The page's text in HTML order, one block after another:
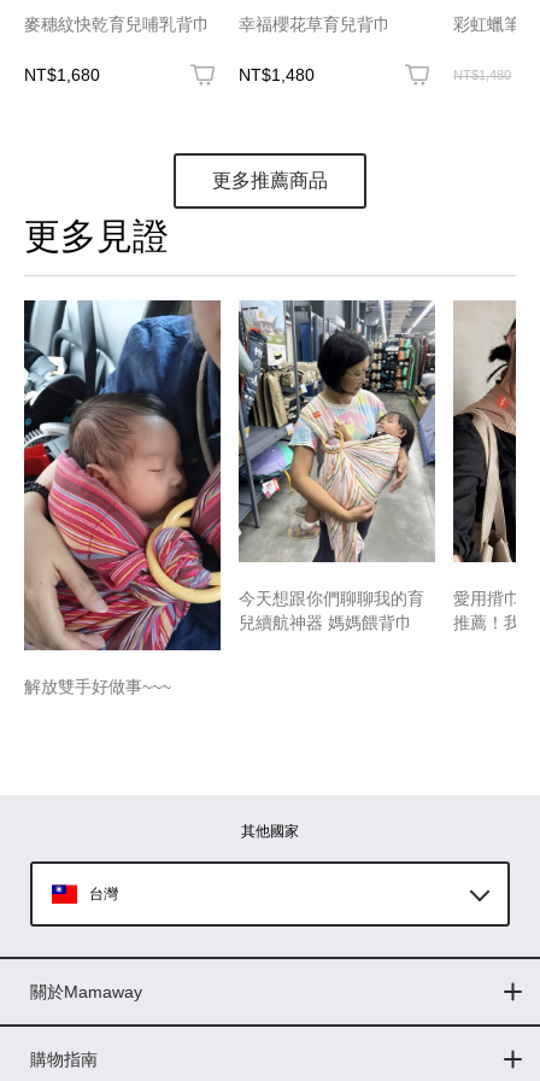
麥穗紋快乾育兒哺乳背巾
NT$1,680
幸福櫻花草育兒背巾
NT$1,480
彩虹蠟筆
NT$1,480
更多推薦商品
更多見證
解放雙手好做事~~~
​​​今天想跟你們聊聊我的育
兒續航神器 ​媽媽餵背巾
愛用揹巾
推薦！我
其他國家
台灣
印尼
菲律賓
關於Mamaway
門市據點
最新消息
品牌故事
人力招募
媒體花絮
隱私權聲明
CSR企業社會責任
購物指南